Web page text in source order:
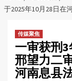
于2025年10月28日在
传媒聚焦
一审获刑
邢望力二
河南息县